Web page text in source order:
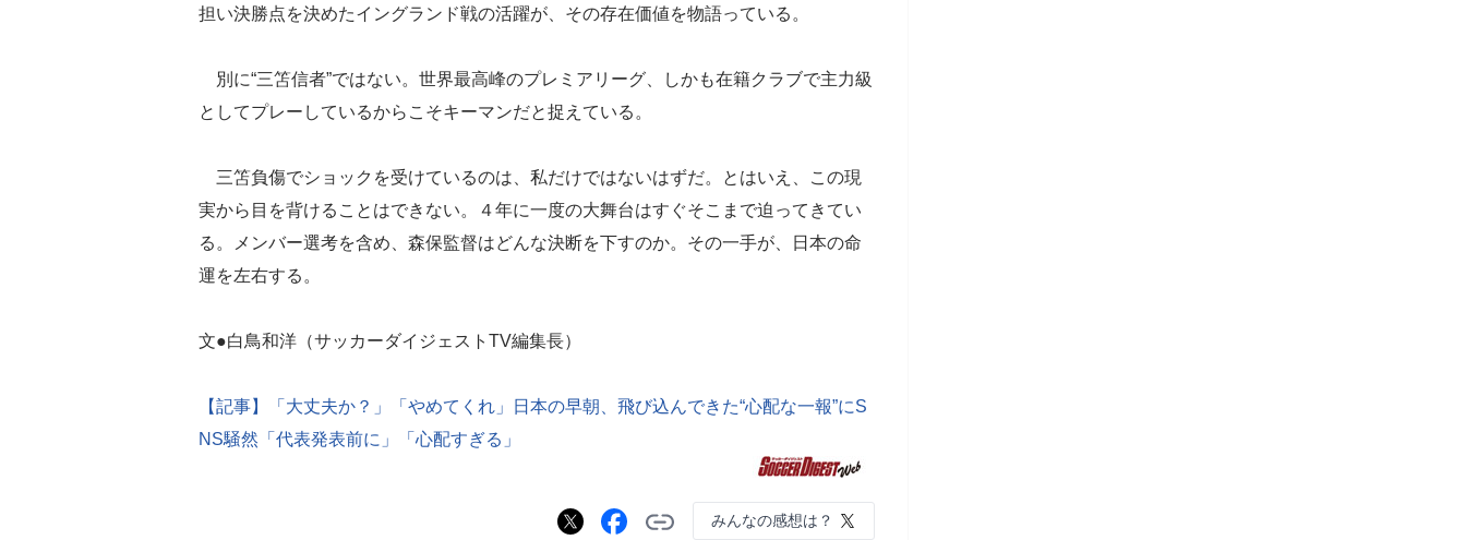
担い決勝点を決めたイングランド戦の活躍が、その存在価値を物語っている。
別に“三笘信者”ではない。世界最高峰のプレミアリーグ、しかも在籍クラブで主力級
としてプレーしているからこそキーマンだと捉えている。
三笘負傷でショックを受けているのは、私だけではないはずだ。とはいえ、この現
実から目を背けることはできない。４年に一度の大舞台はすぐそこまで迫ってきてい
る。メンバー選考を含め、森保監督はどんな決断を下すのか。その一手が、日本の命
運を左右する。
文●白鳥和洋（サッカーダイジェストTV編集長）
【記事】「大丈夫か？」「やめてくれ」日本の早朝、飛び込んできた“心配な一報”にS
NS騒然「代表発表前に」「心配すぎる」
みんなの感想は？